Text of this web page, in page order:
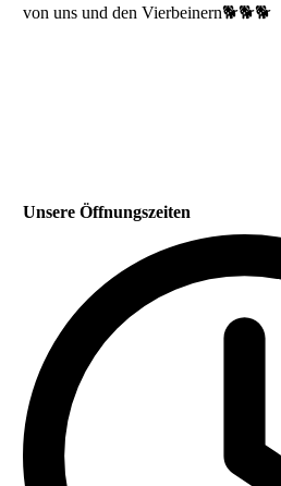
von uns und den Vierbeinern🐕🐕🐕
Unsere Öffnungszeiten